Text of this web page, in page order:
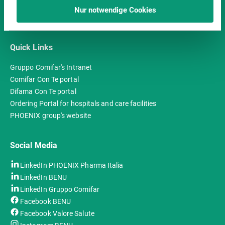
Ihre Daten durch staatliche Strafverfolgungsbehörden
oder durch andere Dritte entgegen den Vorgaben der
Einwilligungen können Sie jederzeit mit Wirkung für
die Zukunft widerrufen, indem Sie die Verwendung von
Cookies über Ihre Browsereinstellungen deaktivieren.
Datenschutzerklärung
Nur notwendige Cookies
Quick Links
Gruppo Comifar's Intranet
Comifar Con Te portal
Difama Con Te portal
Ordering Portal for hospitals and care facilities
PHOENIX group's website
Social Media
LinkedIn PHOENIX Pharma Italia
LinkedIn BENU
LinkedIn Gruppo Comifar
Facebook BENU
Facebook Valore Salute